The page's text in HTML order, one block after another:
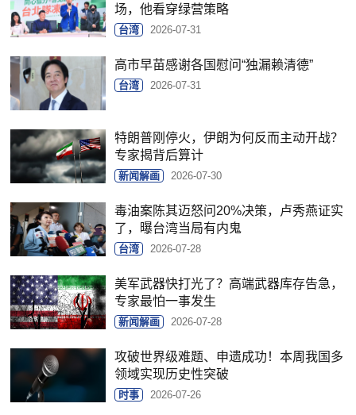
场，他看穿绿营策略
台湾 2026-07-31
高市早苗感谢各国慰问“独漏赖清德”
台湾 2026-07-31
特朗普刚停火，伊朗为何反而主动开战？
专家揭背后算计
新闻解画 2026-07-30
毒油案陈其迈怒问20%决策，卢秀燕证实
了，曝台湾当局有内鬼
台湾 2026-07-28
美军武器快打光了？高端武器库存告急，
专家最怕一事发生
新闻解画 2026-07-28
攻破世界级难题、申遗成功！本周我国多
领域实现历史性突破
时事 2026-07-26